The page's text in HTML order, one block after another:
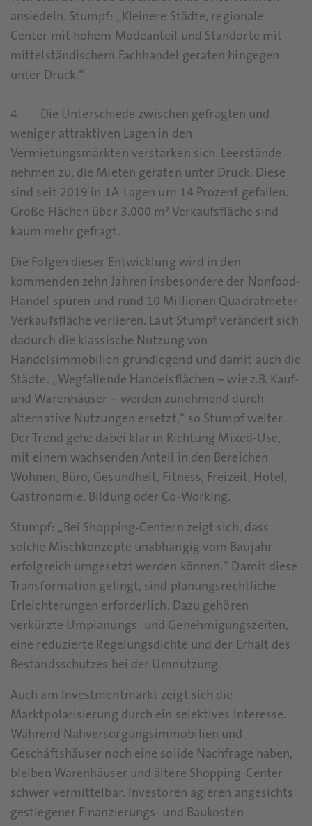
ansiedeln. Stumpf: „Kleinere Städte, regionale
Center mit hohem Modeanteil und Standorte mit
mittelständischem Fachhandel geraten hingegen
unter Druck.“
4. Die Unterschiede zwischen gefragten und
weniger attraktiven Lagen in den
Vermietungsmärkten verstärken sich. Leerstände
nehmen zu, die Mieten geraten unter Druck. Diese
sind seit 2019 in 1A-Lagen um 14 Prozent gefallen.
Große Flächen über 3.000 m² Verkaufsfläche sind
kaum mehr gefragt.
Die Folgen dieser Entwicklung wird in den
kommenden zehn Jahren insbesondere der Nonfood-
Handel spüren und rund 10 Millionen Quadratmeter
Verkaufsfläche verlieren. Laut Stumpf verändert sich
dadurch die klassische Nutzung von
Handelsimmobilien grundlegend und damit auch die
Städte. „Wegfallende Handelsflächen – wie z.B. Kauf-
und Warenhäuser – werden zunehmend durch
alternative Nutzungen ersetzt,“ so Stumpf weiter.
Der Trend gehe dabei klar in Richtung Mixed-Use,
mit einem wachsenden Anteil in den Bereichen
Wohnen, Büro, Gesundheit, Fitness, Freizeit, Hotel,
Gastronomie, Bildung oder Co-Working.
Stumpf: „Bei Shopping-Centern zeigt sich, dass
solche Mischkonzepte unabhängig vom Baujahr
erfolgreich umgesetzt werden können.“ Damit diese
Transformation gelingt, sind planungsrechtliche
Erleichterungen erforderlich. Dazu gehören
verkürzte Umplanungs- und Genehmigungszeiten,
eine reduzierte Regelungsdichte und der Erhalt des
Bestandsschutzes bei der Umnutzung.
Auch am Investmentmarkt zeigt sich die
Marktpolarisierung durch ein selektives Interesse.
Während Nahversorgungsimmobilien und
Geschäftshäuser noch eine solide Nachfrage haben,
bleiben Warenhäuser und ältere Shopping-Center
schwer vermittelbar. Investoren agieren angesichts
gestiegener Finanzierungs- und Baukosten